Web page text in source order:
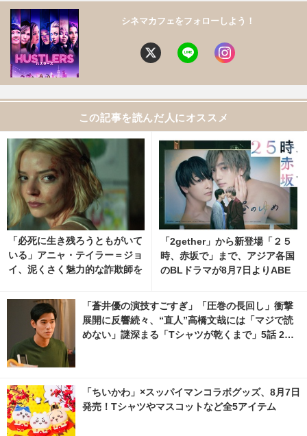
シネマカフェをフォローしよう！
この記事を読んだ人にオススメ
「必死に生き残ろうともがいて
いる」アニャ・テイラー＝ジョ
イ、泥くさく魅力的な詐欺師を
TV「ラッキー」
「2gether」から新登場「２５
時、赤坂で」まで、アジア各国
のBLドラマが8月7日よりABE
「蒼井優の演技すごすぎ」「圧巻の長回し」衝撃
展開に反響続々、“直人”高橋文哉には「マジで読
めない」謎深まる「Tシャツが乾くまで」5話 2枚
「ちいかわ」×スッパイマンコラボグッズ、8月7日
発売！Tシャツやマスコットなど全5アイテム